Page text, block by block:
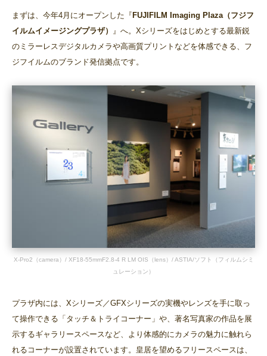
まずは、今年4月にオープンした『 FUJIFILM Imaging Plaza（フジフ
イルムイメージングプラザ）
』へ。Xシリーズをはじめとする最新鋭
のミラーレスデジタルカメラや高画質プリントなどを体感できる、フ
ジフイルムのブランド発信拠点です。
X-Pro2（camera）/ XF18-55mmF2.8-4 R LM OIS（lens）/ ASTIA/ソフト（フィルムシミ
ュレーション）
プラザ内には、Xシリーズ／GFXシリーズの実機やレンズを手に取っ
て操作できる「タッチ＆トライコーナー」や、著名写真家の作品を展
示するギャラリースペースなど、より体感的にカメラの魅力に触れら
れるコーナーが設置されています。皇居を望めるフリースペースは、